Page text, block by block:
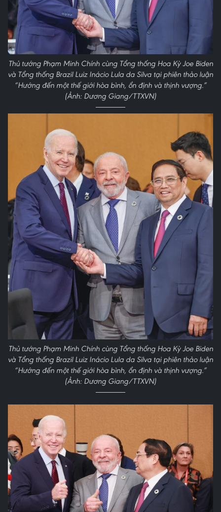
Thủ tướng Phạm Minh Chính cùng Tổng thống Hoa Kỳ Joe Biden
và Tổng thống Brazil Luiz Inácio Lula da Silva tại phiên thảo luận
“Hướng đến một thế giới hòa bình, ổn định và thịnh vượng.”
(Ảnh: Dương Giang/TTXVN)
Thủ tướng Phạm Minh Chính cùng Tổng thống Hoa Kỳ Joe Biden
và Tổng thống Brazil Luiz Inácio Lula da Silva tại phiên thảo luận
“Hướng đến một thế giới hòa bình, ổn định và thịnh vượng.”
(Ảnh: Dương Giang/TTXVN)